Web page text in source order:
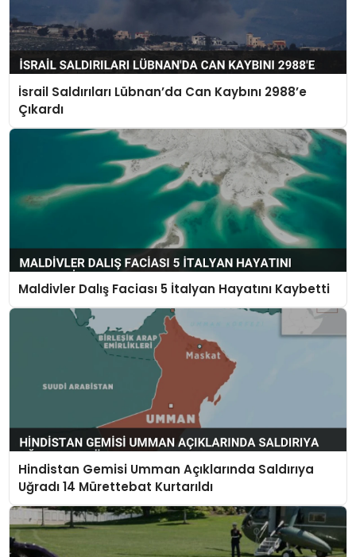
İsrail Saldırıları Lübnan’da Can Kaybını 2988’e
Çıkardı
Maldivler Dalış Faciası 5 İtalyan Hayatını Kaybetti
Hindistan Gemisi Umman Açıklarında Saldırıya
Uğradı 14 Mürettebat Kurtarıldı